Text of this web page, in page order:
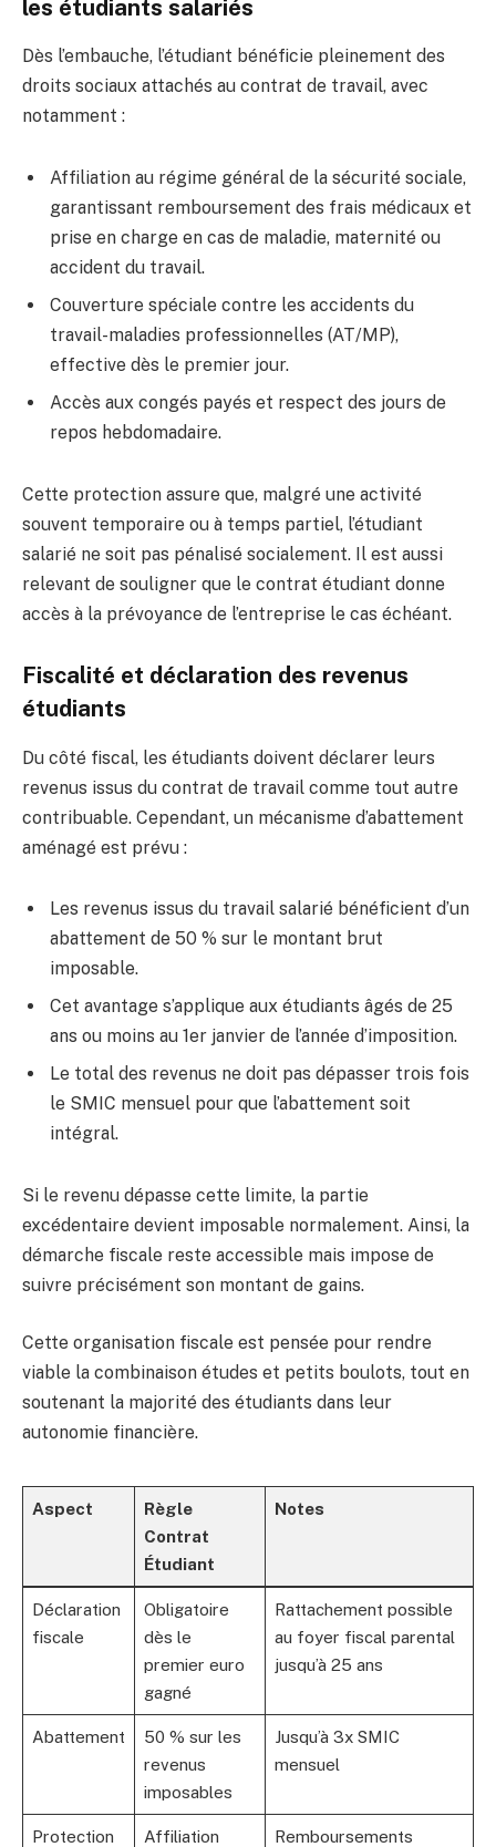
les étudiants salariés
Dès l’embauche, l’étudiant bénéficie pleinement des
droits sociaux attachés au contrat de travail, avec
notamment :
Affiliation au régime général de la sécurité sociale,
garantissant remboursement des frais médicaux et
prise en charge en cas de maladie, maternité ou
accident du travail.
Couverture spéciale contre les accidents du
travail-maladies professionnelles (AT/MP),
effective dès le premier jour.
Accès aux congés payés et respect des jours de
repos hebdomadaire.
Cette protection assure que, malgré une activité
souvent temporaire ou à temps partiel, l’étudiant
salarié ne soit pas pénalisé socialement. Il est aussi
relevant de souligner que le contrat étudiant donne
accès à la prévoyance de l’entreprise le cas échéant.
Fiscalité et déclaration des revenus
étudiants
Du côté fiscal, les étudiants doivent déclarer leurs
revenus issus du contrat de travail comme tout autre
contribuable. Cependant, un mécanisme d’abattement
aménagé est prévu :
Les revenus issus du travail salarié bénéficient d’un
abattement de 50 % sur le montant brut
imposable.
Cet avantage s’applique aux étudiants âgés de 25
ans ou moins au 1er janvier de l’année d’imposition.
Le total des revenus ne doit pas dépasser trois fois
le SMIC mensuel pour que l’abattement soit
intégral.
Si le revenu dépasse cette limite, la partie
excédentaire devient imposable normalement. Ainsi, la
démarche fiscale reste accessible mais impose de
suivre précisément son montant de gains.
Cette organisation fiscale est pensée pour rendre
viable la combinaison études et petits boulots, tout en
soutenant la majorité des étudiants dans leur
autonomie financière.
Aspect
Règle
Contrat
Étudiant
Notes
Déclaration
fiscale
Obligatoire
dès le
premier euro
gagné
Rattachement possible
au foyer fiscal parental
jusqu’à 25 ans
Abattement
50 % sur les
revenus
imposables
Jusqu’à 3x SMIC
mensuel
Protection
Affiliation
Remboursements